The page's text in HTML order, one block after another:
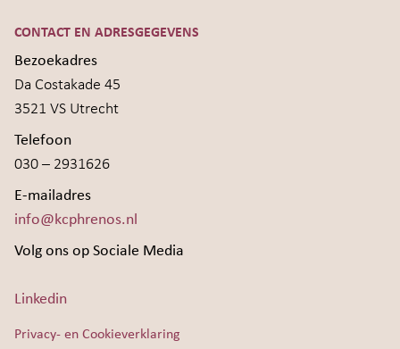
CONTACT EN ADRESGEGEVENS
Bezoekadres
Da Costakade 45
3521 VS Utrecht
Telefoon
030 – 2931626
E-mailadres
info@kcphrenos.nl
Volg ons op Sociale Media
Linkedin
Privacy- en Cookieverklaring